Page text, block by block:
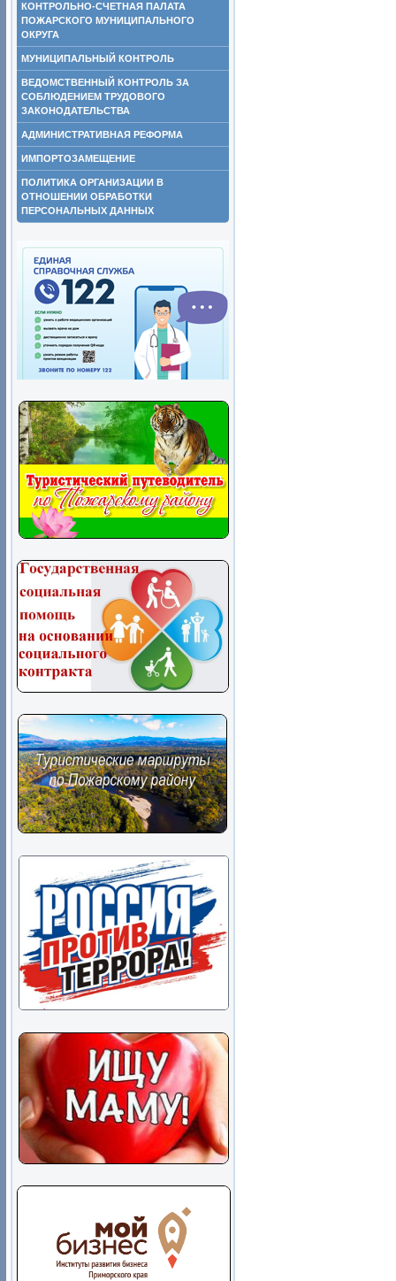
КОНТРОЛЬНО-СЧЕТНАЯ ПАЛАТА
ПОЖАРСКОГО МУНИЦИПАЛЬНОГО
ОКРУГА
МУНИЦИПАЛЬНЫЙ КОНТРОЛЬ
ВЕДОМСТВЕННЫЙ КОНТРОЛЬ ЗА
СОБЛЮДЕНИЕМ ТРУДОВОГО
ЗАКОНОДАТЕЛЬСТВА
АДМИНИСТРАТИВНАЯ РЕФОРМА
ИМПОРТОЗАМЕЩЕНИЕ
ПОЛИТИКА ОРГАНИЗАЦИИ В
ОТНОШЕНИИ ОБРАБОТКИ
ПЕРСОНАЛЬНЫХ ДАННЫХ